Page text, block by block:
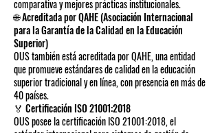
comparativa y mejores prácticas institucionales.
🌐 Acreditada por QAHE (Asociación Internacional
para la Garantía de la Calidad en la Educación
Superior)
OUS también está acreditada por QAHE, una entidad
que promueve estándares de calidad en la educación
superior tradicional y en línea, con presencia en más de
40 países.
🏅 Certificación ISO 21001:2018
OUS posee la certificación ISO 21001:2018, el